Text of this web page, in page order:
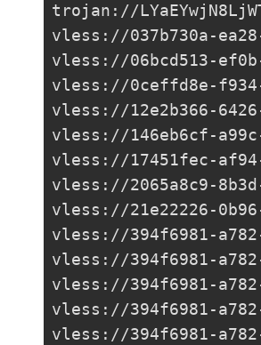
trojan://
vless://037b730a-
vless://06bcd513-
vless://0ceffd8e-f934-
vless://12e2b366-
vless://146eb6cf-
vless://17451fec-
vless://2065a8c9-
vless://21e22226-
vless://394f6981-
vless://394f6981-
vless://394f6981-
vless://394f6981-
vless://394f6981-